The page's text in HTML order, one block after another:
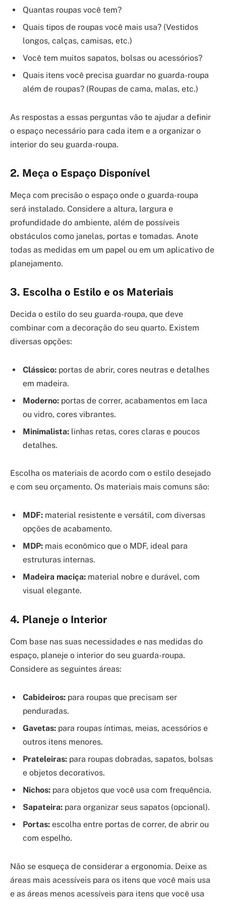
Quantas roupas você tem?
Quais tipos de roupas você mais usa? (Vestidos
longos, calças, camisas, etc.)
Você tem muitos sapatos, bolsas ou acessórios?
Quais itens você precisa guardar no guarda-roupa
além de roupas? (Roupas de cama, malas, etc.)
As respostas a essas perguntas vão te ajudar a definir
o espaço necessário para cada item e a organizar o
interior do seu guarda-roupa.
2. Meça o Espaço Disponível
Meça com precisão o espaço onde o guarda-roupa
será instalado. Considere a altura, largura e
profundidade do ambiente, além de possíveis
obstáculos como janelas, portas e tomadas. Anote
todas as medidas em um papel ou em um aplicativo de
planejamento.
3. Escolha o Estilo e os Materiais
Decida o estilo do seu guarda-roupa, que deve
combinar com a decoração do seu quarto. Existem
diversas opções:
Clássico: portas de abrir, cores neutras e detalhes
em madeira.
Moderno: portas de correr, acabamentos em laca
ou vidro, cores vibrantes.
Minimalista: linhas retas, cores claras e poucos
detalhes.
Escolha os materiais de acordo com o estilo desejado
e com seu orçamento. Os materiais mais comuns são:
MDF: material resistente e versátil, com diversas
opções de acabamento.
MDP: mais econômico que o MDF, ideal para
estruturas internas.
Madeira maciça: material nobre e durável, com
visual elegante.
4. Planeje o Interior
Com base nas suas necessidades e nas medidas do
espaço, planeje o interior do seu guarda-roupa.
Considere as seguintes áreas:
Cabideiros: para roupas que precisam ser
penduradas.
Gavetas: para roupas íntimas, meias, acessórios e
outros itens menores.
Prateleiras: para roupas dobradas, sapatos, bolsas
e objetos decorativos.
Nichos: para objetos que você usa com frequência.
Sapateira: para organizar seus sapatos (opcional).
Portas: escolha entre portas de correr, de abrir ou
com espelho.
Não se esqueça de considerar a ergonomia. Deixe as
áreas mais acessíveis para os itens que você mais usa
e as áreas menos acessíveis para itens que você usa